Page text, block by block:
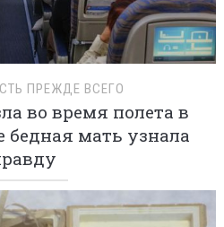
ПРЕЖДЕ ВСЕГО
во время полета в
бедная мать узнала